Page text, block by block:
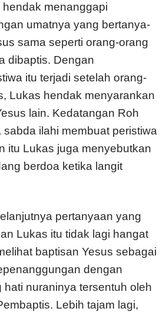
menanggapi
umatnya yang bertanya-
sama seperti orang-orang
dibaptis. Dengan
itu terjadi setelah orang-
Lukas hendak menyarankan
lain. Kedatangan Roh
ilahi membuat peristiwa
itu Lukas juga menyebutkan
berdoa ketika langit
pertanyaan yang
Lukas itu tidak lagi hangat
baptisan Yesus sebagai
dengan
hati nuraninya tersentuh oleh
Lebih tajam lagi,